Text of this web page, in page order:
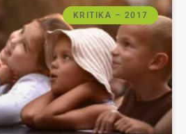
KRITIKA – 2017